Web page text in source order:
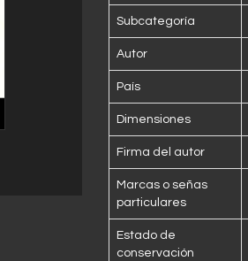
Subcategoría
Autor
País
Dimensiones
Firma del autor
Marcas o señas
particulares
Estado de
conservación